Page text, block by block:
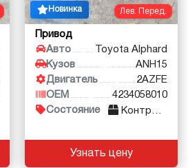
Лев. Перед.
Новинка
Привод
Авто
Toyota Alphard
Кузов
ANH15
Двигатель
2AZFE
OEM
4234058010
Состояние
Контракт
Узнать цену